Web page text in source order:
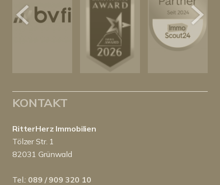
KONTAKT
RitterHerz Immobilien
Tölzer Str. 1
82031 Grünwald
Tel.: 089 / 909 320 10